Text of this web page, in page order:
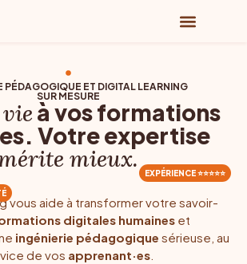
PÉDAGOGIQUE ET DIGITAL LEARNING
SUR MESURE
vie à vos formations
Votre expertise
mieux. EXPÉRIENCE ⭐️⭐️⭐️⭐️⭐️
vous aide à transformer votre savoir-
digitales humaineset
ingénierie pédagogique sérieuse, au
de vos apprenant·es